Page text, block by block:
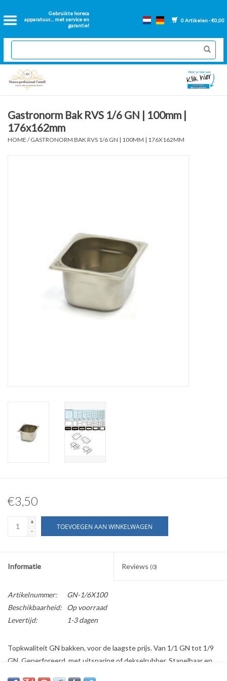
Gebruikte horeca
apparatuur.... met service en
garantie!
0 Artikelen - €0,00
Home
2dehands Horeca
Nieuwe apparatuur
GN Bakken
Gastronorm Bak RVS 1/6 GN | 100mm |
176x162mm
HOME /GASTRONORM BAK RVS 1/6 GN | 100MM | 176X162MM
€3,50
+
-
TOEVOEGEN AAN WINKELWAGEN
Informatie Reviews (0)
Artikelnummer:
GN-1/6X100
Beschikbaarheid:
Op voorraad
Levertijd:
1-3 dagen
Topkwaliteit GN bakken, voor de laagste prijs. Van 1/1 GN tot 1/9
GN. Geperforeerd, met uitsparing of dekselrubber. Stapelbaar en